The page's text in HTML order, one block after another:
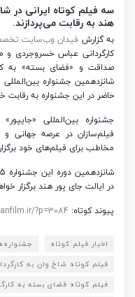
سه فیلم کوتاه ایرانی در
هند به رقابت می‌پردازند.
به گزارش فیدان وب‌سایت
کارگردانی عباس خسروجردی و
صداقت و «فضای بسته» به
حاضر در این جشنواره به رقابت
جشنواره بین‌المللی
فیلم‌سازان در عرصه جهانی
مخاطب برای فیلم‌های خود
در ایالت جای پور هند برگزار
پیوند کوتاه: ?p=3084
اخبار فیلم کوتاه
فیلم کوتاه شاخ وان به
فیلم کوتاه فضای بسته به